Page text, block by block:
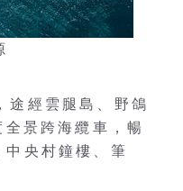
途經雲腿島、野鴿
景跨海纜車，暢
央村鐘樓、筆